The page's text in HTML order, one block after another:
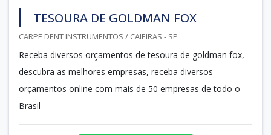
TESOURA DE GOLDMAN FOX
CARPE DENT INSTRUMENTOS / CAIEIRAS - SP
Receba diversos orçamentos de tesoura de goldman fox,
descubra as melhores empresas, receba diversos
orçamentos online com mais de 50 empresas de todo o
Brasil